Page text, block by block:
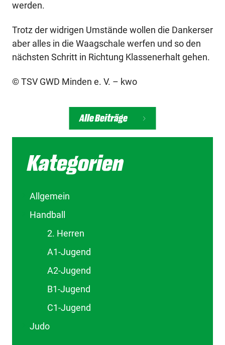
werden.
Trotz der widrigen Umstände wollen die Dankerser
aber alles in die Waagschale werfen und so den
nächsten Schritt in Richtung Klassenerhalt gehen.
© TSV GWD Minden e. V. – kwo
Alle Beiträge
Kategorien
Allgemein
Handball
2. Herren
A1-Jugend
A2-Jugend
B1-Jugend
C1-Jugend
Judo